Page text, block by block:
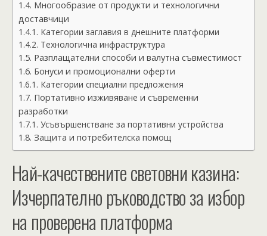
Многообразие от продукти и технологични
доставчици
Категории заглавия в днешните платформи
Технологична инфраструктура
Разплащателни способи и валутна съвместимост
Бонуси и промоционални оферти
Категории специални предложения
Портативно изживяване и съвременни
разработки
Усъвършенстване за портативни устройства
Защита и потребителска помощ
Най-качествените световни казина:
Изчерпателно ръководство за избор
на проверена платформа